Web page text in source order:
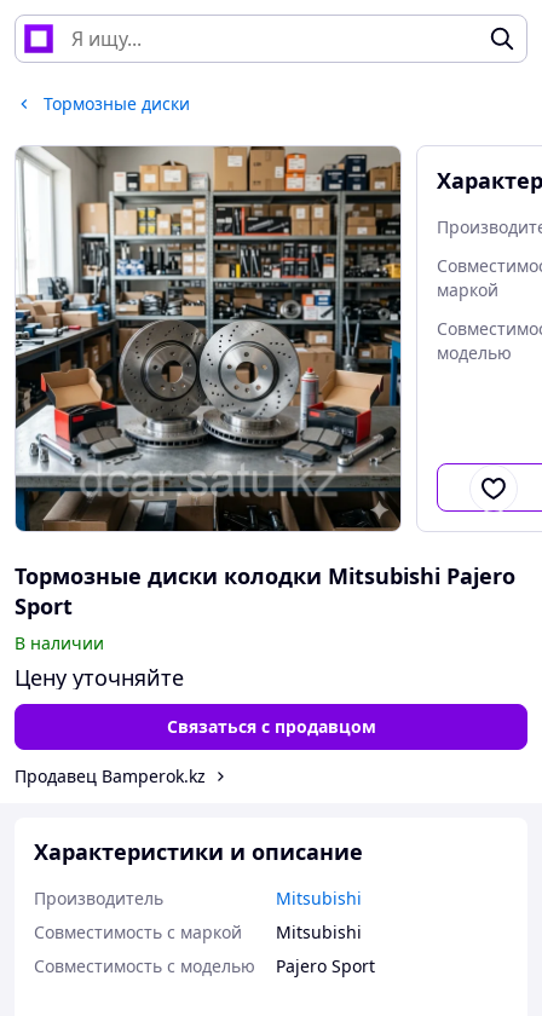
Тормозные диски
маркой
моделью
Тормозные диски колодки Mitsubishi Pajero
Sport
В наличии
Цену уточняйте
Связаться с продавцом
Продавец Bamperok.kz
Характеристики и описание
Производитель
Mitsubishi
Совместимость с маркой
Mitsubishi
Совместимость с моделью
Pajero Sport